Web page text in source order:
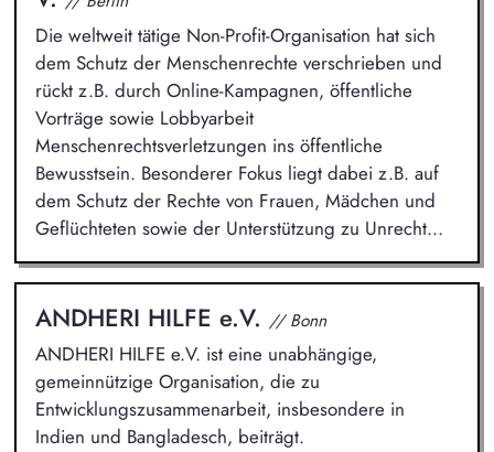
Die weltweit tätige Non-Profit-Organisation hat sich
dem Schutz der Menschenrechte verschrieben und
rückt z.B. durch Online-Kampagnen, öffentliche
Vorträge sowie Lobbyarbeit
Menschenrechtsverletzungen ins öffentliche
Bewusstsein. Besonderer Fokus liegt dabei z.B. auf
dem Schutz der Rechte von Frauen, Mädchen und
Geflüchteten sowie der Unterstützung zu Unrecht...
ANDHERI HILFE e.V. // Bonn
ANDHERI HILFE e.V. ist eine unabhängige,
gemeinnützige Organisation, die zu
Entwicklungszusammenarbeit, insbesondere in
Indien und Bangladesch, beiträgt.